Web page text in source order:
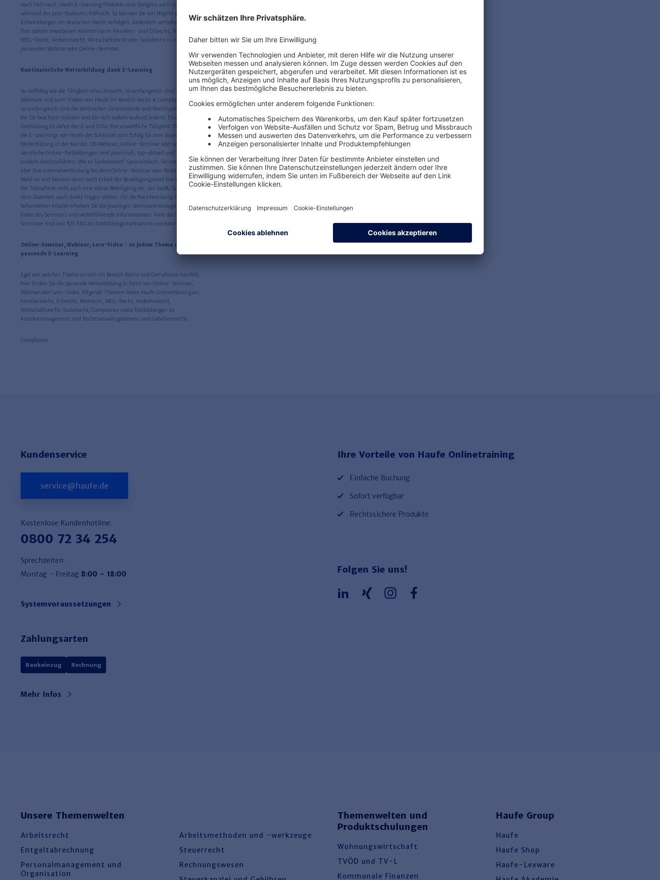
nach FAO nach. Haufe E-Learning Produkte sind übrigens auch schon
während des Jura-Studiums hilfreich. So können Sie von Beginn an neuste
Entwicklungen im deutschen Recht verfolgen. Außerdem vertiefen Sie gleich
Ihre soeben erworbenen Kenntnisse in Familien- und Erbrecht, Miet- und
WEG-Recht, Verkehrsrecht, Wirtschaftsrecht oder Sozialrecht in einem
passenden Webinar oder Online-Seminar.
Kontinuierliche Weiterbildung dank E-Learning
So vielfältig wie die Tätigkeit eines Anwalts, so umfangreich sind auch die
Webinare und Lern-Videos von Haufe im Bereich Recht & Compliance. Ebenso
so umfangreich sind die zahlreichen Gesetzestexte und Rechtsprechungen,
die Sie beachten müssen und die sich zudem laufend ändern. Eine dauerhafte
Fortbildung ist daher das A und O für Ihre anwaltliche Tätigkeit. Daher sind
die E-Learnings von Haufe der Schlüssel zum Erfolg für eine dauerhafte
Weiterbildung in der Kanzlei. Ob Webinar, Online-Seminar oder Lern-Video -
sämtliche Online-Fortbildungen sind praxisnah, top-aktuell und vor allem
einfach durchzuführen. Wie es funktioniert? Ganz einfach: Sie melden sich
über Ihre Internetverbindung bei dem Online-Seminar oder Webinar Ihrer
Wahl an und können dann nach Erhalt der Bestätigungsmail live teilnehmen.
Die Teilnahme sieht auch eine aktive Beteiligung vor, das heißt, Sie können
dem Dozenten auch direkt Fragen stellen. Für die Nachbereitung der
behandelten Inhalte erhalten Sie die jeweiligen Seminarunterlagen sowie ein
Video des Seminars und weiterführende Informationen. Viele der angebotenen
Seminare sind laut §15 FAO als Fortbildungsmaßnahme anerkannt.
Online-Seminar, Webinar, Lern-Video - zu jedem Thema das
passende E-Learning
Egal um welches Thema es sich im Bereich Recht und Compliance handelt,
hier finden Sie die passende Weiterbildung in Form von Online-Seminar,
Webinar oder Lern-Video. Folgende Themen bietet Haufe Onlinetraining an:
Familienrecht, Erbrecht, Mietrecht, WEG-Recht, Verkehrsrecht,
Wirtschaftsrecht, Sozialrecht, Compliance sowie Fortbildungen zu
Kanzleimanagement und Rechtsanwaltsgebühren und Gebührenrecht.
Compliance
Ihre Vorteile von Haufe Onlinetraining
Einfache Buchung
Sofort verfügbar
Rechtssichere Produkte
Folgen Sie uns!
Kundenservice
service@haufe.de
Kostenlose Kundenhotline:
0800 72 34 254
Sprechzeiten:
Montag - Freitag 8:00 - 18:00
Systemvoraussetzungen
Zahlungsarten
Bankeinzug Rechnung
Mehr Infos
Unsere Themenwelten
Arbeitsrecht
Entgeltabrechnung
Personalmanagement und
Organisation
Arbeitsmethoden und -werkzeuge
Steuerrecht
Rechnungswesen
Themenwelten und
Produktschulungen
Wohnungswirtschaft
TVÖD und TV-L
Kommunale Finanzen
Haufe Group
Haufe
Haufe Shop
Haufe-Lexware